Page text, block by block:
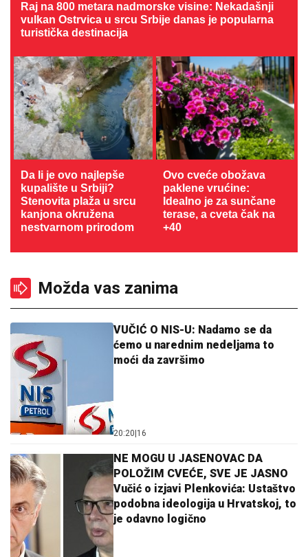
Raj na 800 metara nadmorske visine: Nekadašnji
vulkan Ostrvica u srcu Srbije danas je popularna
turistička destinacija
Da li je ovo najlepše
kupalište u Srbiji?
Stenovita plaža u srcu
kanjona okružena
nestvarnom prirodom
Ovo cveće obožava
paklene vrućine:
Idealno je za sunčane
terase, a cveta čak na
+40
Možda vas zanima
VUČIĆ O NIS-U: Nadamo se da
ćemo u narednim nedeljama to
moći da završimo
20:20 16
NE MOGU U JASENOVAC DA
POLOŽIM CVEĆE, SVE JE JASNO
Vučić o izjavi Plenkovića: Ustaštvo
podobna ideologija u Hrvatskoj, to
je odavno logično